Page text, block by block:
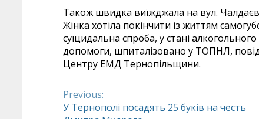
Також швидка виїжджала на вул.
Жінка хотіла покінчити із життям
суїцидальна спроба, у стані
допомоги, шпиталізовано у ТОПНЛ,
Центру ЕМД Тернопільщини.
Continue
Previous:
У Тернополі посадять 25 буків на честь